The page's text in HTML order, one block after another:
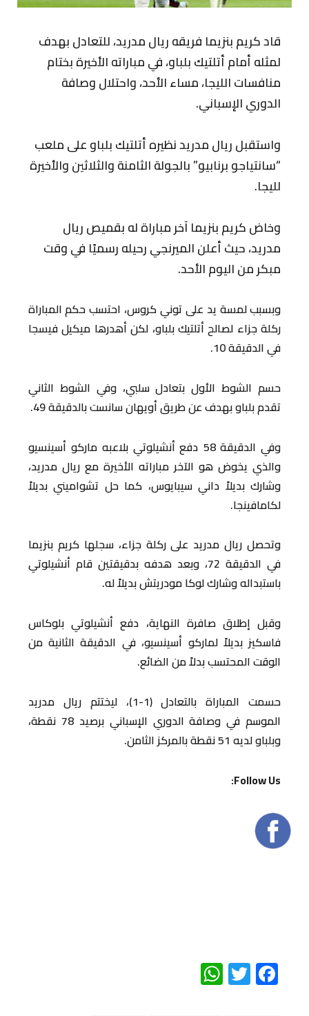
قاد كريم بنزيما فريقه ريال مدريد، للتعادل بهدف
لمثله أمام أتلتيك بلباو، في مباراته الأخيرة بختام
منافسات الليجا، مساء الأحد، واحتلال وصافة
الدوري الإسباني.
واستقبل ريال مدريد نظيره أتلتيك بلباو على ملعب
“سانتياجو برنابيو” بالجولة الثامنة والثلاثين والأخيرة
لليجا.
وخاض كريم بنزيما آخر مباراة له بقميص ريال
مدريد، حيث أعلن الميرنجي رحيله رسميًا في وقت
مبكر من اليوم الأحد.
وبسبب لمسة يد على توني كروس، احتسب حكم المباراة
ركلة جزاء لصالح أتلتيك بلباو، لكن أهدرها ميكيل فيسجا
في الدقيقة 10.
حسم الشوط الأول بتعادل سلبي، وفي الشوط الثاني
تقدم بلباو بهدف عن طريق أويهان سانست بالدقيقة 49.
وفي الدقيقة 58 دفع أنشيلوتي بلاعبه ماركو أسينسيو
والذي يخوض هو الآخر مباراته الأخيرة مع ريال مدريد،
وشارك بديلاً داني سيبايوس، كما حل تشواميني بديلاً
لكامافينجا.
وتحصل ريال مدريد على ركلة جزاء، سجلها كريم بنزيما
في الدقيقة 72، وبعد هدفه بدقيقتين قام أنشيلوتي
باستبداله وشارك لوكا مودريتش بديلاً له.
وقبل إطلاق صافرة النهاية، دفع أنشيلوتي بلوكاس
فاسكيز بديلاً لماركو أسينسيو، في الدقيقة الثانية من
الوقت المحتسب بدلاً من الضائع.
حسمت المباراة بالتعادل (1-1)، ليختتم ريال مدريد
الموسم في وصافة الدوري الإسباني برصيد 78 نقطة،
وبلباو لديه 51 نقطة بالمركز الثامن.
Follow Us:
Facebook
Twitter
WhatsApp